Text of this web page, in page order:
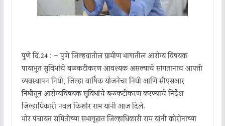
पुणे दि.24 : – पुणे जिल्हयातील ग्रामीण भागातील आरोग्य विषयक
पायाभुत सुविधांचे बळकटीकरण आवश्यक असल्याचे सांगतानाच आपत्ती
व्यवस्थापन निधी, जिल्हा वार्षिक योजनेचा निधी आणि सीएसआर
निधीतून आरोग्यविषयक सुविधांचे बळकटीकरण करण्याचे निर्देश
जिल्हाधिकारी नवल किशोर राम यांनी आज दिले.
भोर पंचायत समितीच्या सभागृहात जिल्हाधिकारी राम यांनी कोरोनाच्या